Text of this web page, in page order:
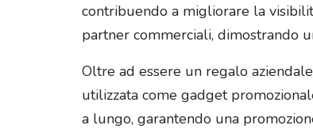
contribuendo a migliorare la
partner commerciali, dimostrando
Oltre ad essere un regalo
utilizzata come gadget
a lungo, garantendo una